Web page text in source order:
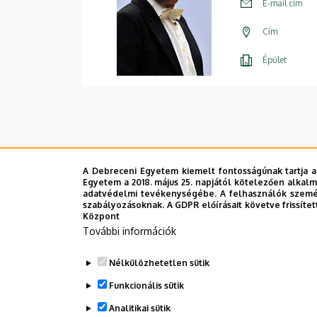
E-mail cím
Cím
Épület
A Debreceni Egyetem kiemelt fontosságúnak
Egyetem a 2018. május 25. napjától kötelezően
adatvédelmi tevékenységébe. A felhasználók
szabályozásoknak. A GDPR előírásait követve
Központ
További információk
Nélkülözhetetlen sütik
Funkcionális sütik
Analitikai sütik